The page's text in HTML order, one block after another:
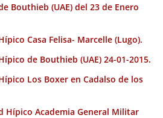
Bouthieb (UAE) del 23 de Enero
Casa Felisa- Marcelle (Lugo).
de Bouthieb (UAE) 24-01-2015.
Los Boxer en Cadalso de los
Hípico Academia General Militar